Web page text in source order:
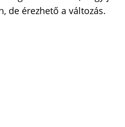
de érezhető a változás.